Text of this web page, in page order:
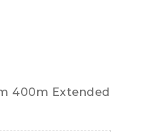
400m Extended